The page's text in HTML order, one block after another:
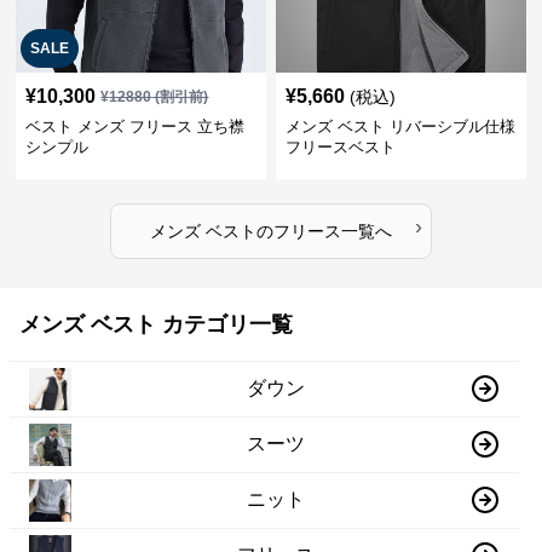
SALE
¥10,300 ¥12880(割引前)
ベスト メンズ フリース 立ち襟
シンプル
¥5,660 (税込)
メンズ ベスト リバーシブル仕様
フリースベスト
メンズ ベストのフリース一覧へ ›
メンズ ベスト カテゴリ一覧
ダウン
スーツ
ニット